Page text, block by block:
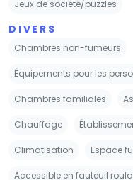
Jeux de société/puzzles
DIVERS
Chambres non-fumeurs
Équipements pour les
Chambres familiales
Chauffage
Climatisation Espace
Accessible en fauteuil